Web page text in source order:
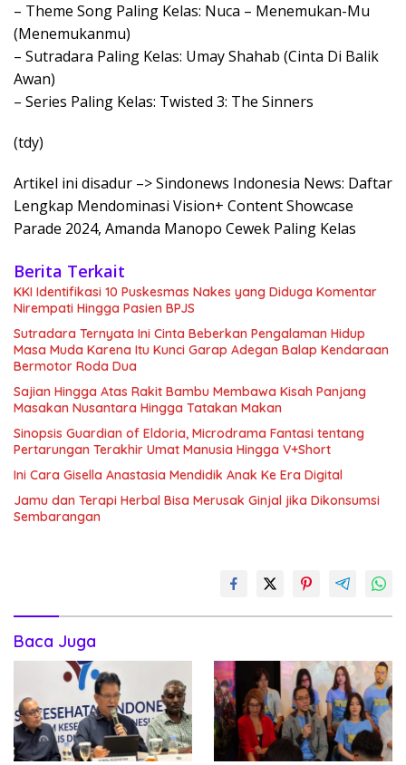
– Theme Song Paling Kelas: Nuca – Menemukan-Mu
(Menemukanmu)
– Sutradara Paling Kelas: Umay Shahab (Cinta Di Balik
Awan)
– Series Paling Kelas: Twisted 3: The Sinners
(tdy)
Artikel ini disadur –> Sindonews Indonesia News: Daftar
Lengkap Mendominasi Vision+ Content Showcase
Parade 2024, Amanda Manopo Cewek Paling Kelas
Berita Terkait
KKI Identifikasi 10 Puskesmas Nakes yang Diduga Komentar
Nirempati Hingga Pasien BPJS
Sutradara Ternyata Ini Cinta Beberkan Pengalaman Hidup
Masa Muda Karena Itu Kunci Garap Adegan Balap Kendaraan
Bermotor Roda Dua
Sajian Hingga Atas Rakit Bambu Membawa Kisah Panjang
Masakan Nusantara Hingga Tatakan Makan
Sinopsis Guardian of Eldoria, Microdrama Fantasi tentang
Pertarungan Terakhir Umat Manusia Hingga V+Short
Ini Cara Gisella Anastasia Mendidik Anak Ke Era Digital
Jamu dan Terapi Herbal Bisa Merusak Ginjal jika Dikonsumsi
Sembarangan
Baca Juga